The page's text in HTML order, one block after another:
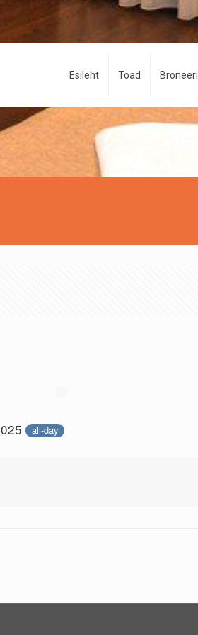
Esileht Toad Broneeri
all-day